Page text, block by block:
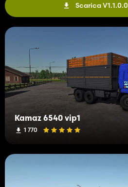
Scarica V1.1.0.0
Kamaz 6540 vip1
1 770